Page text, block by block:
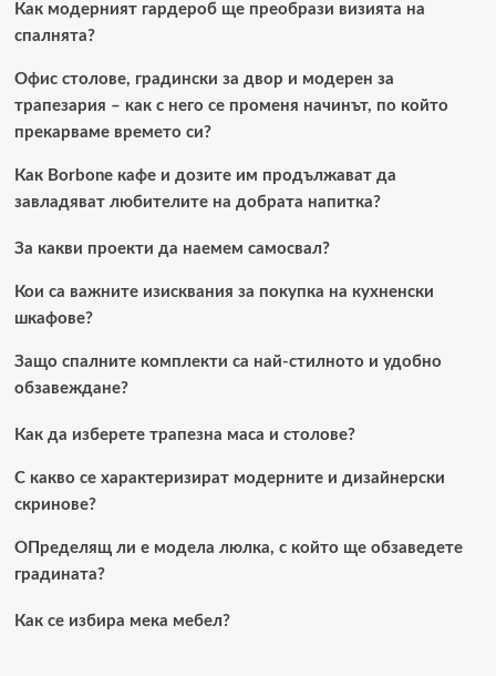
Как модерният гардероб ще преобрази визията на
спалнята?
Офис столове, градински за двор и модерен за
трапезария – как с него се променя начинът, по който
прекарваме времето си?
Как Borbone кафе и дозите им продължават да
завладяват любителите на добрата напитка?
За какви проекти да наемем самосвал?
Кои са важните изисквания за покупка на кухненски
шкафове?
Защо спалните комплекти са най-стилното и удобно
обзавеждане?
Как да изберете трапезна маса и столове?
С какво се характеризират модерните и дизайнерски
скринове?
ОПределящ ли е модела люлка, с който ще обзаведете
градината?
Как се избира мека мебел?